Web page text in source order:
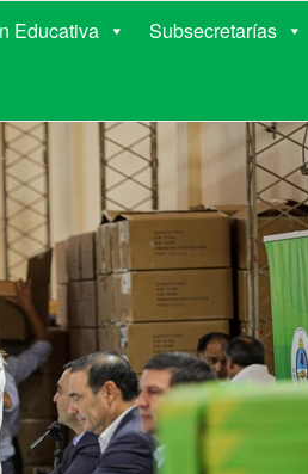
Educativa Subsecretarías